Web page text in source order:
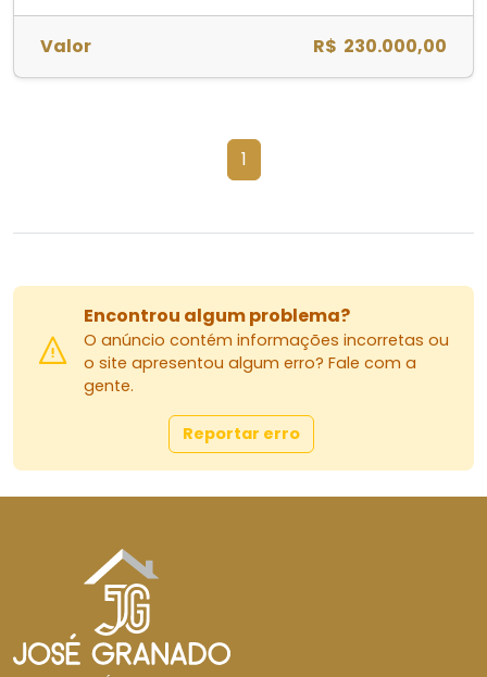
Valor R$ 230.000,00
1
Encontrou algum problema?
O anúncio contém informações incorretas ou
o site apresentou algum erro? Fale com a
gente.
Reportar erro